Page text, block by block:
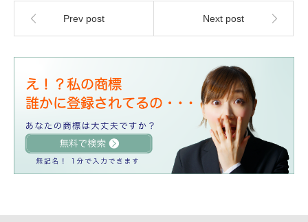
Prev post Next post